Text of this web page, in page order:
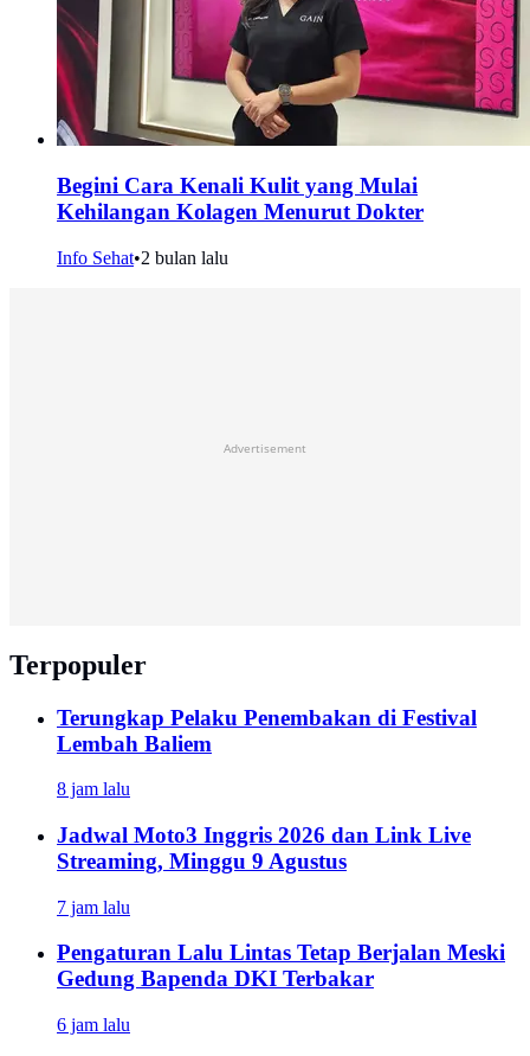
Begini Cara Kenali Kulit yang Mulai
Kehilangan Kolagen Menurut Dokter
Info Sehat•2 bulan lalu
Advertisement
Terpopuler
Terungkap Pelaku Penembakan di Festival
Lembah Baliem
8 jam lalu
Jadwal Moto3 Inggris 2026 dan Link Live
Streaming, Minggu 9 Agustus
7 jam lalu
Pengaturan Lalu Lintas Tetap Berjalan Meski
Gedung Bapenda DKI Terbakar
6 jam lalu